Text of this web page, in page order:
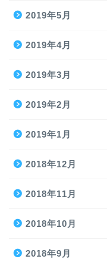
2019年5月
2019年4月
2019年3月
2019年2月
2019年1月
2018年12月
2018年11月
2018年10月
2018年9月